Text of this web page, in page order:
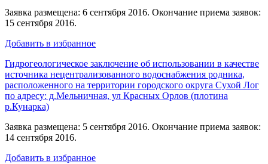
Заявка размещена: 6 сентября 2016. Окончание приема заявок:
15 сентября 2016.
Добавить в избранное
Гидрогеологическое заключение об использовании в качестве
источника нецентрализованного водоснабжения родника,
расположенного на территории городского округа Сухой Лог
по адресу: д.Мельничная, ул Красных Орлов (плотина
р.Кунарка)
Заявка размещена: 5 сентября 2016. Окончание приема заявок:
14 сентября 2016.
Добавить в избранное